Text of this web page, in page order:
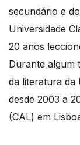
secundário e
Universidade
20 anos
Durante algum
da literatura da
desde 2003 a
(CAL) em